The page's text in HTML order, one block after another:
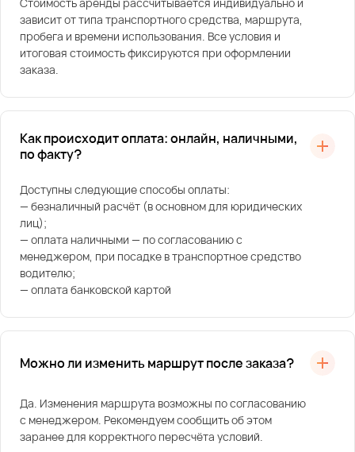
зависит от типа транспортного средства, маршрута,
пробега и времени использования. Все условия и
итоговая стоимость фиксируются при оформлении
заказа.
Как происходит оплата: онлайн, наличными,
по факту?
Доступны следующие способы оплаты:
— безналичный расчёт (в основном для юридических
лиц);
— оплата наличными — по согласованию с
менеджером, при посадке в транспортное средство
водителю;
— оплата банковской картой
Можно ли изменить маршрут после заказа?
Да. Изменения маршрута возможны по согласованию
с менеджером. Рекомендуем сообщить об этом
заранее для корректного пересчёта условий.